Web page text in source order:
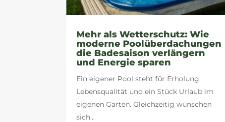
Mehr als Wetterschutz: Wie
moderne Poolüberdachungen
die Badesaison verlängern
und Energie sparen
Ein eigener Pool steht für Erholung,
Lebensqualität und ein Stück Urlaub im
eigenen Garten. Gleichzeitig wünschen
sich...